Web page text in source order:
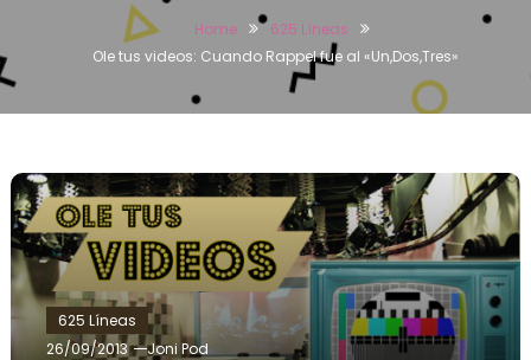
Home
625 Líneas
Ole tus videos: Cuando Rappel fue al «Un,Dos,Tres»
625 Líneas
26/09/2013
Joni Pod